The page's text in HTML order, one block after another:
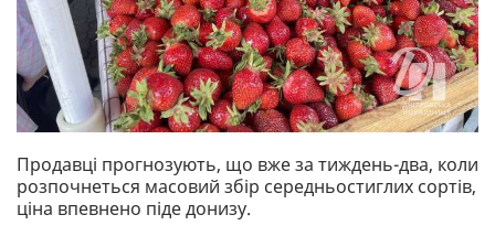
Продавці прогнозують, що вже за тиждень-два, коли
розпочнеться масовий збір середньостиглих сортів,
ціна впевнено піде донизу.